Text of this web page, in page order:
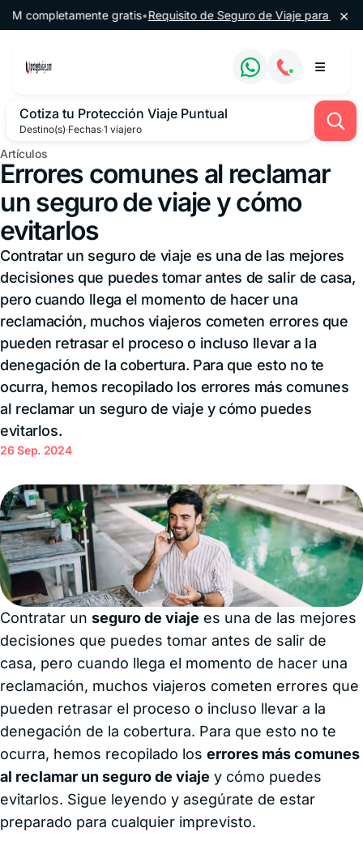
Saltar al contenido
gratis•Requisito de Seguro de Viaje para Argentina
×
Cotiza tu Protección Viaje Puntual
Destino(s)·Fechas·1 viajero
Artículos
Errores comunes al reclamar
un seguro de viaje y cómo
evitarlos
Contratar un seguro de viaje es una de las mejores
decisiones que puedes tomar antes de salir de casa,
pero cuando llega el momento de hacer una
reclamación, muchos viajeros cometen errores que
pueden retrasar el proceso o incluso llevar a la
denegación de la cobertura. Para que esto no te
ocurra, hemos recopilado los errores más comunes
al reclamar un seguro de viaje y cómo puedes
evitarlos.
26 Sep. 2024
Contratar un seguro de viaje es una de las mejores
decisiones que puedes tomar antes de salir de
casa, pero cuando llega el momento de hacer una
reclamación, muchos viajeros cometen errores que
pueden retrasar el proceso o incluso llevar a la
denegación de la cobertura. Para que esto no te
ocurra, hemos recopilado los errores más comunes
al reclamar un seguro de viaje y cómo puedes
evitarlos. Sigue leyendo y asegúrate de estar
preparado para cualquier imprevisto.